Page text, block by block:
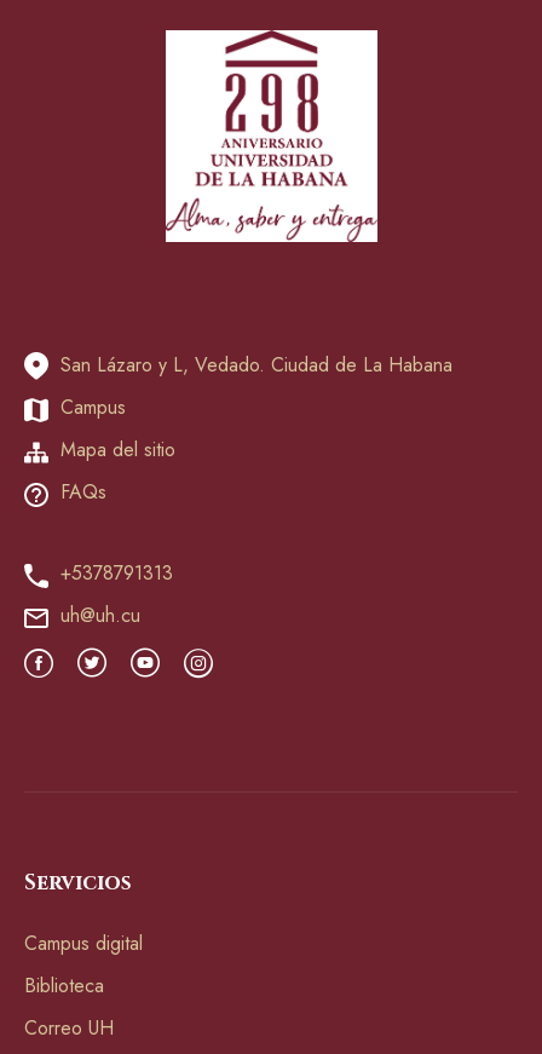
San Lázaro y L, Vedado. Ciudad de La Habana
Campus
Mapa del sitio
FAQs
+5378791313
uh@uh.cu
Servicios
Campus digital
Biblioteca
Correo UH